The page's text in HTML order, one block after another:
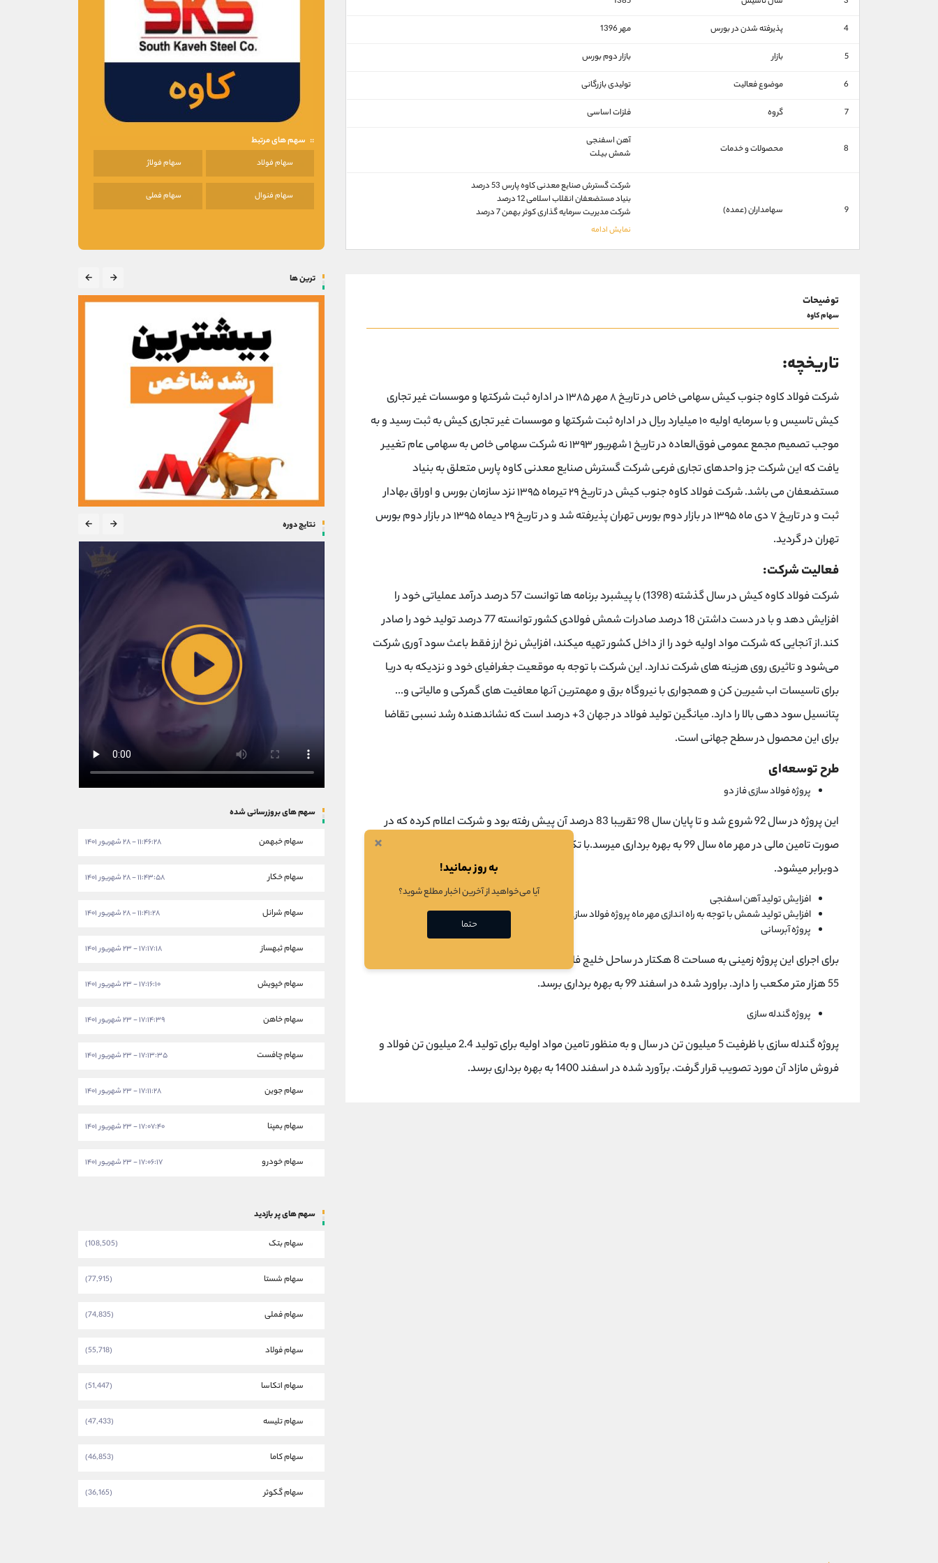
4
پذیرفته شدن در بورس
مهر 1396
5
بازار
بازار دوم بورس
6
موضوع فعالیت
تولیدی بازرگانی
7
گروه فلزات اساسی
8 محصولات و خدمات
آهن اسفنجی
شمش بیلت
9 سهامداران (عمده)
شرکت گسترش صنایع معدنی کاوه پارس 53 درصد
بنیاد مستضعفان انقلاب اسلامی 12 درصد
شرکت مدیریت سرمایه گذاری کوثر بهمن 7 درصد
سهم های مرتبط
سهام فولاد سهام فولاژ
سهام فنوال سهام فملی
توضیحات
سهام کاوه
تاریخچه:
شرکت فولاد کاوه جنوب کیش سهامی خاص در تاریخ ۸ مهر ۱۳۸۵ در اداره ثبت شرکتها و موسسات غیر تجاری
کیش تاسیس و با سرمایه اولیه ۱۰ میلیارد ریال در اداره ثبت شرکتها و موسسات غیر تجاری کیش به ثبت رسید و به
موجب تصمیم مجمع عمومی فوق‌العاده در تاریخ ۱ شهریور ۱۳۹۳ نه شرکت سهامی خاص به سهامی عام تغییر
یافت که این شرکت جز واحدهای تجاری فرعی شرکت گسترش صنایع معدنی کاوه پارس متعلق به بنیاد
مستضعفان می باشد. شرکت فولاد کاوه جنوب کیش در تاریخ ۲۹ تیرماه ۱۳۹۵ نزد سازمان بورس و اوراق بهادار
ثبت و در تاریخ ۷ دی ماه ۱۳۹۵ در بازار دوم بورس تهران پذیرفته شد و در تاریخ ۲۹ دیماه ۱۳۹۵ در بازار دوم بورس
تهران در گردید.
فعالیت شرکت:
شرکت فولاد کاوه کیش در سال گذشته (1398) با پیشبرد برنامه ها توانست 57 درصد درآمد عملیاتی خود را
افزایش دهد و با در دست داشتن 18 درصد صادرات شمش فولادی کشور توانسته 77 درصد تولید خود را صادر
کند.از آنجایی که شرکت مواد اولیه خود را از داخل کشور تهیه میکند، افزایش نرخ ارز فقط باعث سود آوری شرکت
می‌شود و تاثیری روی هزینه های شرکت ندارد. این شرکت با توجه به موقعیت جغرافیای خود و نزدیکه به دریا
برای تاسیسات اب شیرین کن و همجواری با نیروگاه برق و مهمترین آنها معافیت های گمرکی و مالیاتی و...
پتانسیل سود دهی بالا را دارد. میانگین تولید فولاد در جهان 3+ درصد است که نشاندهنده رشد نسبی تقاضا
برای این محصول در سطح جهانی است.
طرح توسعه‌ای
پروژه فولاد سازی فاز دو
این پروژه در سال 92 شروع شد و تا پایان سال 98 تقریبا 83 درصد آن پیش رفته بود و شرکت اعلام کرده که در
صورت تامین مالی در مهر ماه سال 99 به بهره برداری میرسد.با تکمیل این پروژه ظرفیت تولید شرکت حدودا
دوبرابر میشود.
افزایش تولید آهن اسفنجی
افزایش تولید شمش با توجه به راه اندازی مهر ماه پروژه فولاد سازی فاز دو
پروژه آبرسانی
برای اجرای این پروژه زمینی به مساحت 8 هکتار در ساحل خلیج فارس خریداری شده که توان شیرین کردن روزانه
55 هزار متر مکعب را دارد. براورد شده در اسفند 99 به بهره برداری برسد.
پروژه گندله سازی
پروژه گندله سازی با ظرفیت 5 میلیون تن در سال و به منظور تامین مواد اولیه برای تولید 2.4 میلیون تن فولاد و
فروش مازاد آن مورد تصویب قرار گرفت. برآورد شده در اسفند 1400 به بهره برداری برسد.
ترین ها
نتایج دوره
سهم های بروزرسانی شده
سهام خبهمن ۱۱:۴۶:۲۸ - ۲۸ شهریور ۱۴۰۱
سهام خکار ۱۱:۴۳:۵۸ - ۲۸ شهریور ۱۴۰۱
سهام شرانل ۱۱:۴۱:۲۸ - ۲۸ شهریور ۱۴۰۱
سهام ثبهساز ۱۷:۱۷:۱۸ - ۲۳ شهریور ۱۴۰۱
سهام خپویش ۱۷:۱۶:۱۰ - ۲۳ شهریور ۱۴۰۱
سهام خاهن ۱۷:۱۴:۳۹ - ۲۳ شهریور ۱۴۰۱
سهام چافست ۱۷:۱۳:۳۵ - ۲۳ شهریور ۱۴۰۱
سهام جوین ۱۷:۱۱:۲۸ - ۲۳ شهریور ۱۴۰۱
سهام بمپنا ۱۷:۰۷:۴۰ - ۲۳ شهریور ۱۴۰۱
سهام خودرو ۱۷:۰۶:۱۷ - ۲۳ شهریور ۱۴۰۱
سهم های پر بازدید
سهام بتک (108,505)
سهام شستا (77,915)
سهام فملی (74,835)
سهام فولاد (55,718)
سهام اتکاسا (51,447)
سهام تلیسه (47,433)
سهام کاما (46,853)
سهام گکوثر (36,165)
×
به روز بمانید!
آیا می‌خواهید از آخرین اخبار مطلع شوید؟
حتما